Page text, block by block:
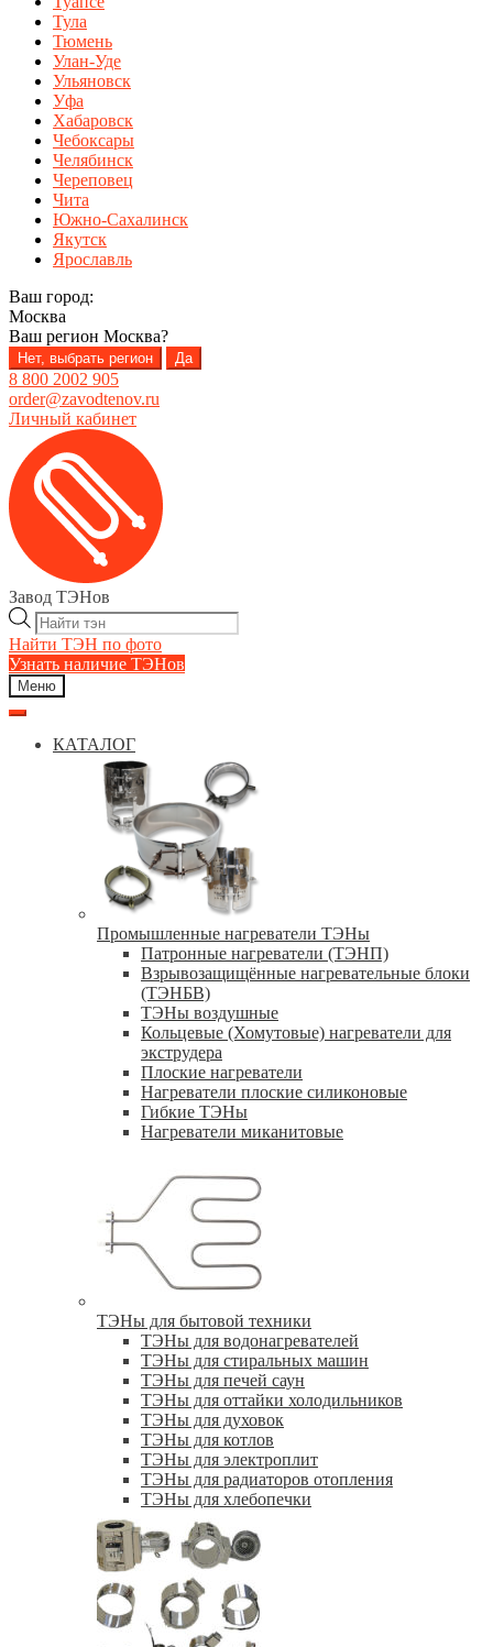
Тула
Тюмень
Улан-Уде
Ульяновск
Уфа
Хабаровск
Чебоксары
Челябинск
Череповец
Чита
Южно-Сахалинск
Якутск
Ярославль
Ваш город:
Москва
Ваш регион Москва?
Нет, выбрать регион Да
8 800 2002 905
order@zavodtenov.ru
Личный кабинет
Перейти
навигации
Перейти
содержимому
Завод ТЭНов
Поиск
товаров
Найти ТЭН по фото
Узнать наличие ТЭНов
Меню
КАТАЛОГ
Промышленные нагреватели ТЭНы
Патронные нагреватели (ТЭНП)
Взрывозащищённые нагревательные блоки
(ТЭНБВ)
ТЭНы воздушные
Кольцевые (Хомутовые) нагреватели для
экструдера
Плоские нагреватели
Нагреватели плоские силиконовые
Гибкие ТЭНы
Нагреватели миканитовые
ТЭНы для бытовой техники
ТЭНы для водонагревателей
ТЭНы для стиральных машин
ТЭНы для печей саун
ТЭНы для оттайки холодильников
ТЭНы для духовок
ТЭНы для котлов
ТЭНы для электроплит
ТЭНы для радиаторов отопления
ТЭНы для хлебопечки